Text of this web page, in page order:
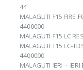
44
MALAGUTI F15 FIRE
4400000
MALAGUTI F15 LC
MALAGUTI F15 LC-
4400000
MALAGUTI IERI –